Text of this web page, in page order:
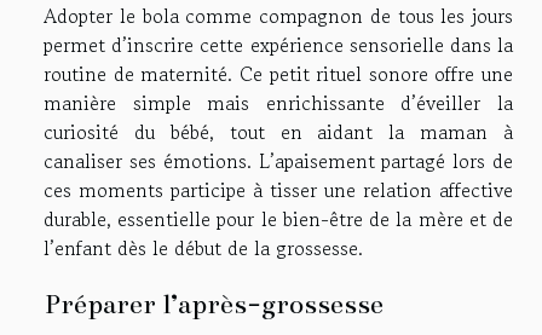
Adopter le bola comme compagnon de tous les jours
permet d’inscrire cette expérience sensorielle dans la
routine de maternité. Ce petit rituel sonore offre une
manière simple mais enrichissante d’éveiller la
curiosité du bébé, tout en aidant la maman à
canaliser ses émotions. L’apaisement partagé lors de
ces moments participe à tisser une relation affective
durable, essentielle pour le bien-être de la mère et de
l’enfant dès le début de la grossesse.
Préparer l’après-grossesse